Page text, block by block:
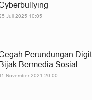
Juli 2025 10:05
Perundungan
Bijak Bermedia Sosial
11 November 2021 20:00